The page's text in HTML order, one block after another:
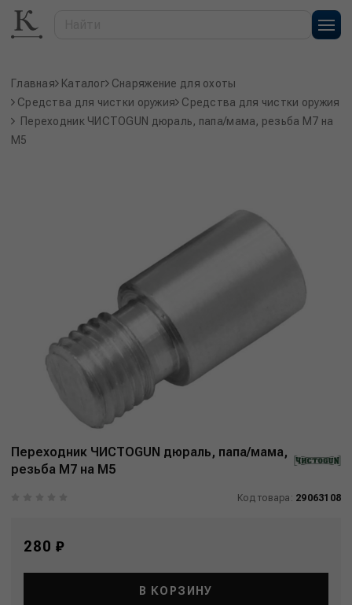
Главная Каталог Снаряжение для охоты
Средства для чистки оружия Средства для чистки оружия
Переходник ЧИСТОGUN дюраль, папа/мама, резьба M7 на
M5
Переходник ЧИСТОGUN дюраль, папа/мама,
резьба M7 на M5
Код товара: 29063108
280 ₽
В КОРЗИНУ